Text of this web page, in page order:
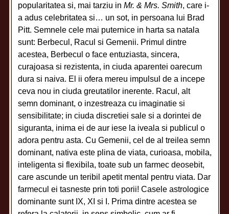
popularitatea si, mai tarziu inMr. & Mrs. Smith, care i-
a adus celebritatea si… un sot, in persoana lui Brad
Pitt. Semnele cele mai puternice in harta sa natala
sunt: Berbecul, Racul si Gemenii. Primul dintre
acestea, Berbecul o face entuziasta, sincera,
curajoasa si rezistenta, in ciuda aparentei oarecum
dura si naiva. El ii ofera mereu impulsul de a incepe
ceva nou in ciuda greutatilor inerente. Racul, alt
semn dominant, o inzestreaza cu imaginatie si
sensibilitate; in ciuda discretiei sale si a dorintei de
siguranta, inima ei de aur iese la iveala si publicul o
adora pentru asta. Cu Gemenii, cel de al treilea semn
dominant, nativa este plina de viata, curioasa, mobila,
inteligenta si flexibila, toate sub un farmec deosebit,
care ascunde un teribil apetit mental pentru viata. Dar
farmecul ei tasneste prin toti porii! Casele astrologice
dominante sunt IX, XI si I. Prima dintre acestea se